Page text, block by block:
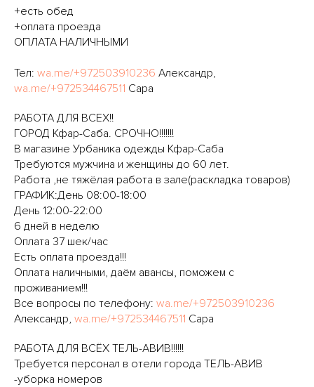
+есть обед
+оплата проезда
ОПЛАТА НАЛИЧНЫМИ
Тел: wa.me/+972503910236 Александр,
wa.me/+972534467511 Сара
РАБОТА ДЛЯ ВСЕХ!!
ГОРОД Кфар-Саба. СРОЧНО!!!!!!!
В магазине Урбаника одежды Кфар-Саба
Требуются мужчина и женщины до 60 лет.
Работа ,не тяжёлая работа в зале(раскладка товаров)
ГРАФИК:День 08:00-18:00
День 12:00-22:00
6 дней в неделю
Оплата 37 шек/час
Есть оплата проезда!!!
Оплата наличными, даём авансы, поможем с
проживанием!!!
Все вопросы по телефону: wa.me/+972503910236
Александр, wa.me/+972534467511 Сара
РАБОТА ДЛЯ ВСЁХ ТЕЛЬ-АВИВ!!!!!!
Требуется персонал в отели города ТЕЛЬ-АВИВ
-уборка номеров